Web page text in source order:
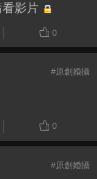
影片
0
#原創婚攝
0
#原創婚攝